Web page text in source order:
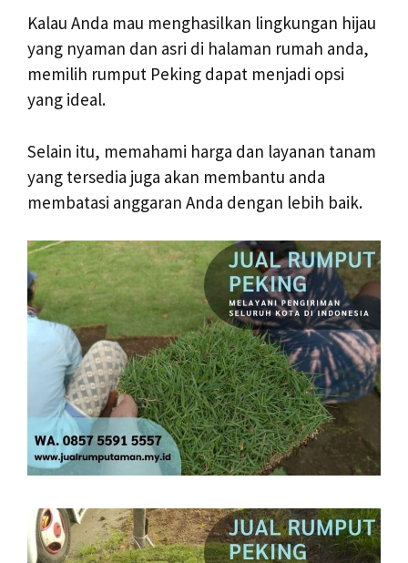
Kalau Anda mau menghasilkan lingkungan hijau
yang nyaman dan asri di halaman rumah anda,
memilih rumput Peking dapat menjadi opsi
yang ideal.
Selain itu, memahami harga dan layanan tanam
yang tersedia juga akan membantu anda
membatasi anggaran Anda dengan lebih baik.